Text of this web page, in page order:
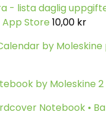
- lista daglig
Store 10,00 kr
by
by Moleskine
Notebook •